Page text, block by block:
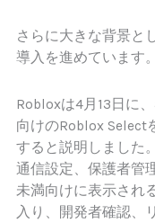
さらに大きな背景と
導入を進めています。
Robloxは4月13日に
向けのRoblox Select
すると説明しました
通信設定、保護者管
未満向けに表示され
入り、開発者確認、